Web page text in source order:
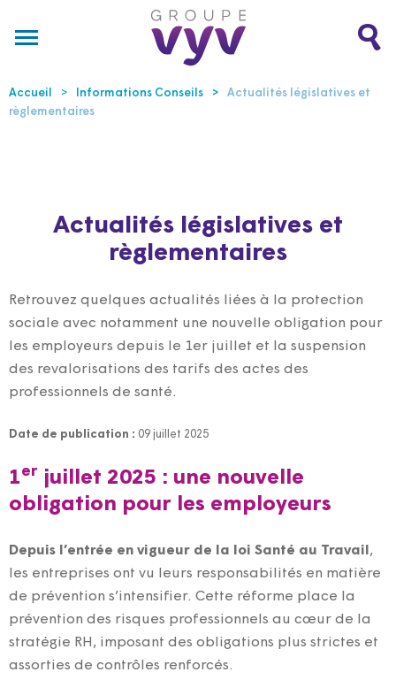
Accueil Informations Conseils
Actualités législatives et
règlementaires
Actualités législatives et
règlementaires
Retrouvez quelques actualités liées à la protection
sociale avec notamment une nouvelle obligation pour
les employeurs depuis le 1er juillet et la suspension
des revalorisations des tarifs des actes des
professionnels de santé.
Date de publication : 09 juillet 2025
1er juillet 2025 : une nouvelle
obligation pour les employeurs
Depuis l’entrée en vigueur de la loi Santé au Travail ,
les entreprises ont vu leurs responsabilités en matière
de prévention s’intensifier. Cette réforme place la
prévention des risques professionnels au cœur de la
stratégie RH, imposant des obligations plus strictes et
assorties de contrôles renforcés.